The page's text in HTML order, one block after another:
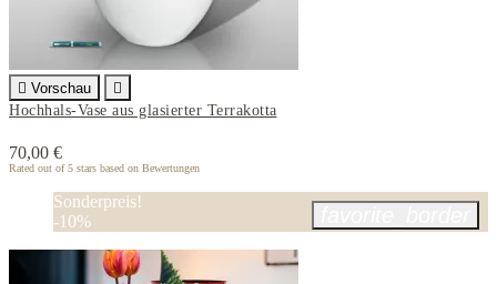
 Vorschau

Hochhals-Vase aus glasierter Terrakotta
70,00 €
Rated out of 5 stars based on Bewertungen
Sonderpreis!
-10%